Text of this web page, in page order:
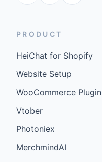
PRODUCT
HeiChat for Shopify
Website Setup
WooCommerce Plugin
Vtober
Photoniex
MerchmindAI